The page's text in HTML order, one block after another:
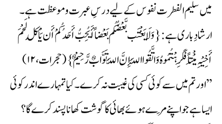
میں سلیم الفطرت نفوس کے لیے درسِ عبرت وموعظت ہے۔
ارشادِ باری ہے:{وَلَا یَغْتَب بَّعْضُکُم بَعْضاً أَیُحِبُّ أَحَدُکُمْ أَن یَأْکُلَ لَحْمَ
أَخِیْہِ مَیْْتاً فَکَرِہْتُمُوہُ وَاتَّقُوا اللَّہَ إِنَّ اللَّہَ تَوَّابٌ رَّحِیْمٌ } (حجرات، ۱۲)
’’اور تم میں سے کوئی کسی کی غیبت نہ کرے۔ کیا تمہارے اندر کوئی
ایسا ہے جو اپنے مَرے ہوئے بھائی کا گوشت کھانا پسند کرے گا؟